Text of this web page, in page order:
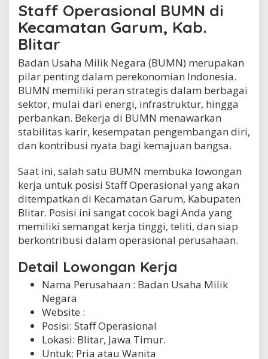
r
m
a
b
.
B
l
i
t
a
r
Staff Operasional BUMN di
Kecamatan Garum, Kab.
Blitar
Badan Usaha Milik Negara (BUMN) merupakan
pilar penting dalam perekonomian Indonesia.
BUMN memiliki peran strategis dalam berbagai
sektor, mulai dari energi, infrastruktur, hingga
perbankan. Bekerja di BUMN menawarkan
stabilitas karir, kesempatan pengembangan diri,
dan kontribusi nyata bagi kemajuan bangsa.
Saat ini, salah satu BUMN membuka lowongan
kerja untuk posisi Staff Operasional yang akan
ditempatkan di Kecamatan Garum, Kabupaten
Blitar. Posisi ini sangat cocok bagi Anda yang
memiliki semangat kerja tinggi, teliti, dan siap
berkontribusi dalam operasional perusahaan.
Detail Lowongan Kerja
Nama Perusahaan : Badan Usaha Milik
Negara
Website :
Posisi: Staff Operasional
Lokasi: Blitar, Jawa Timur.
Untuk: Pria atau Wanita